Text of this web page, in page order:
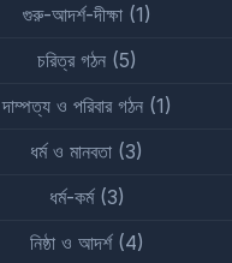
গুরু-আদর্শ-দীক্ষা(1)
চরিত্র গঠন(5)
দাম্পত্য ও পরিবার গঠন(1)
ধর্ম ও মানবতা (3)
ধর্ম-কর্ম(3)
নিষ্ঠা ও আদর্শ(4)